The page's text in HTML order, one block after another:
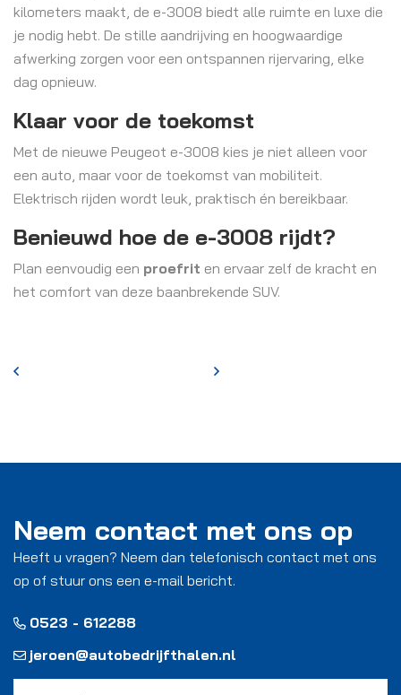
kilometers maakt, de e-3008 biedt alle ruimte en luxe die
je nodig hebt. De stille aandrijving en hoogwaardige
afwerking zorgen voor een ontspannen rijervaring, elke
dag opnieuw.
Klaar voor de toekomst
Met de nieuwe Peugeot e-3008 kies je niet alleen voor
een auto, maar voor de toekomst van mobiliteit.
Elektrisch rijden wordt leuk, praktisch én bereikbaar.
Benieuwd hoe de e-3008 rijdt?
Plan eenvoudig een proefrit en ervaar zelf de kracht en
het comfort van deze baanbrekende SUV.
Neem contact met ons op
Heeft u vragen? Neem dan telefonisch contact met ons
op of stuur ons een e-mail bericht.
0523 - 612288
jeroen@autobedrijfthalen.nl